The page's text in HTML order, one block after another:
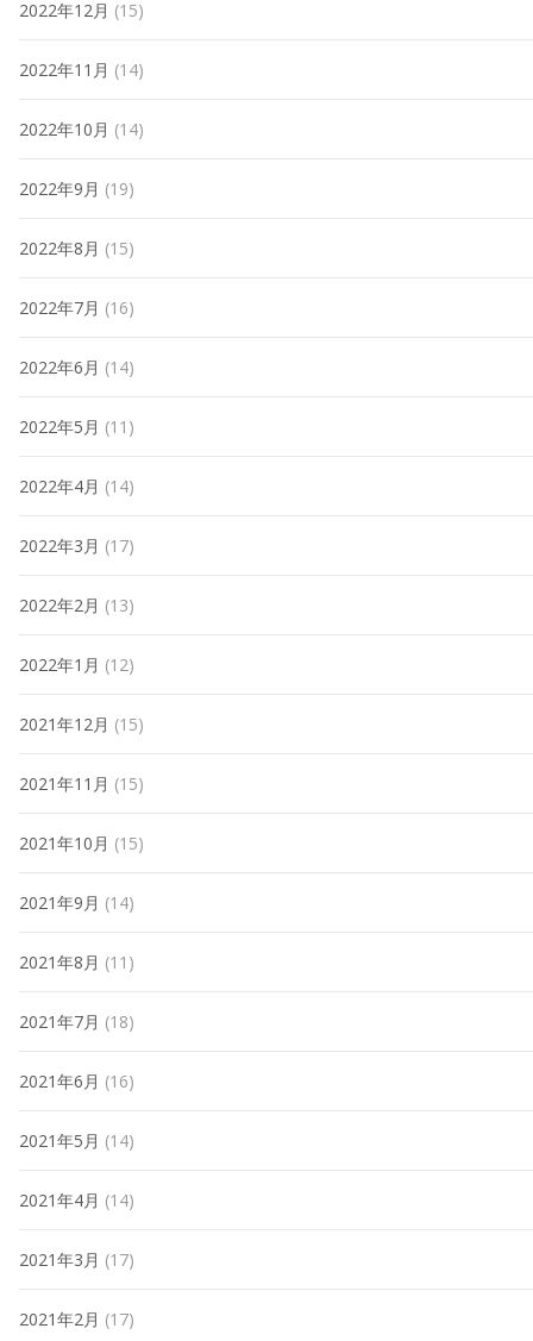
2022年12月 (15)
2022年11月 (14)
2022年10月 (14)
2022年9月 (19)
2022年8月 (15)
2022年7月 (16)
2022年6月 (14)
2022年5月 (11)
2022年4月 (14)
2022年3月 (17)
2022年2月 (13)
2022年1月 (12)
2021年12月 (15)
2021年11月 (15)
2021年10月 (15)
2021年9月 (14)
2021年8月 (11)
2021年7月 (18)
2021年6月 (16)
2021年5月 (14)
2021年4月 (14)
2021年3月 (17)
2021年2月 (17)